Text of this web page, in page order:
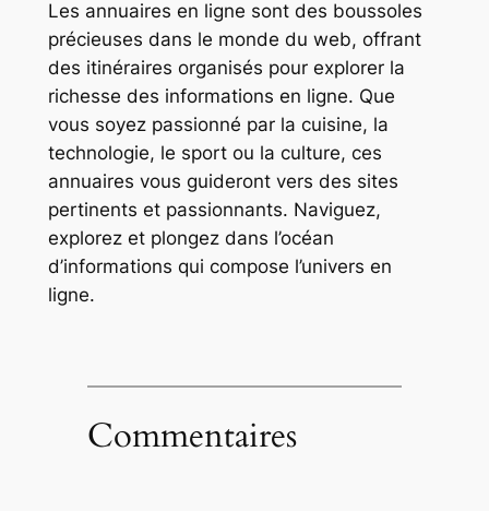
Les annuaires en ligne sont des boussoles
précieuses dans le monde du web, offrant
des itinéraires organisés pour explorer la
richesse des informations en ligne. Que
vous soyez passionné par la cuisine, la
technologie, le sport ou la culture, ces
annuaires vous guideront vers des sites
pertinents et passionnants. Naviguez,
explorez et plongez dans l’océan
d’informations qui compose l’univers en
ligne.
Commentaires